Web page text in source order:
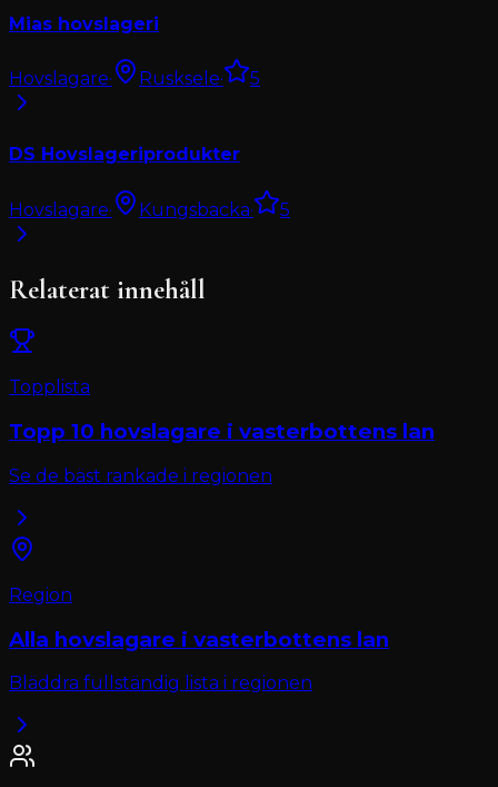
Mias hovslageri
Hovslagare· Rusksele· 5
DS Hovslageriprodukter
Hovslagare· Kungsbacka· 5
Relaterat innehåll
Topplista
Topp 10 hovslagare i vasterbottens lan
Se de bäst rankade i regionen
Region
Alla hovslagare i vasterbottens lan
Bläddra fullständig lista i regionen